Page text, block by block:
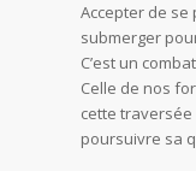
Accepter de
submerger
C’est un
Celle de nos
cette
poursuivre sa